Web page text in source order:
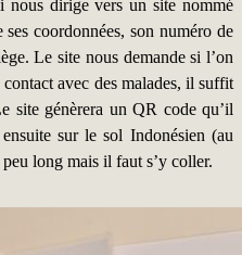
dirige vers un site nommé
coordonnées, son numéro de
Le site nous demande si l’on
avec des malades, il suffit
site génèrera un QR code qu’il
sur le sol Indonésien (au
long mais il faut s’y coller.